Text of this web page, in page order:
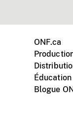
ONF.ca
Éducation
Blogue